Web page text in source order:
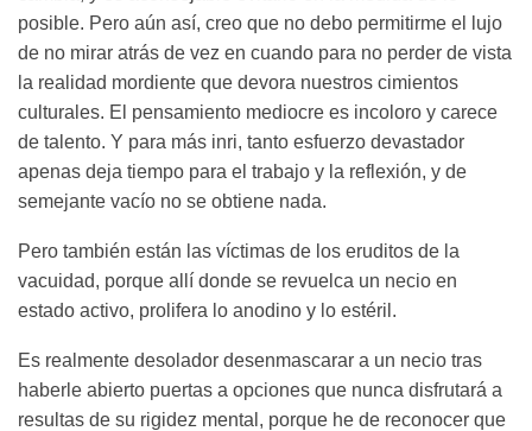
posible. Pero aún así, creo que no debo permitirme el lujo
de no mirar atrás de vez en cuando para no perder de vista
la realidad mordiente que devora nuestros cimientos
culturales. El pensamiento mediocre es incoloro y carece
de talento. Y para más inri, tanto esfuerzo devastador
apenas deja tiempo para el trabajo y la reflexión, y de
semejante vacío no se obtiene nada.
Pero también están las víctimas de los eruditos de la
vacuidad, porque allí donde se revuelca un necio en
estado activo, prolifera lo anodino y lo estéril.
Es realmente desolador desenmascarar a un necio tras
haberle abierto puertas a opciones que nunca disfrutará a
resultas de su rigidez mental, porque he de reconocer que